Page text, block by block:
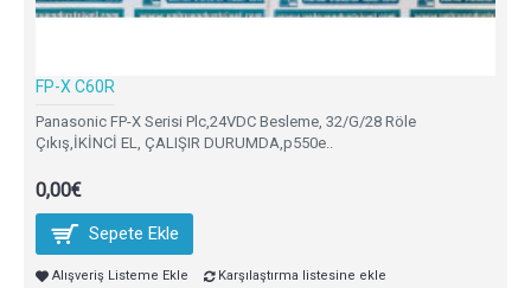
FP-X C60R
Panasonic FP-X Serisi Plc,24VDC Besleme, 32/G/28 Röle
Çıkış,İKİNCİ EL, ÇALIŞIR DURUMDA,p550e..
0,00€
Sepete Ekle
Alışveriş Listeme Ekle Karşılaştırma listesine ekle